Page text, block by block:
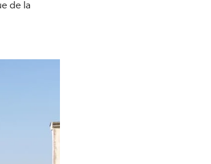
de la